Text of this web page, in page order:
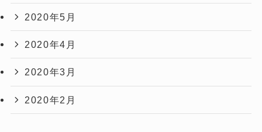
2020年5月
2020年4月
2020年3月
2020年2月